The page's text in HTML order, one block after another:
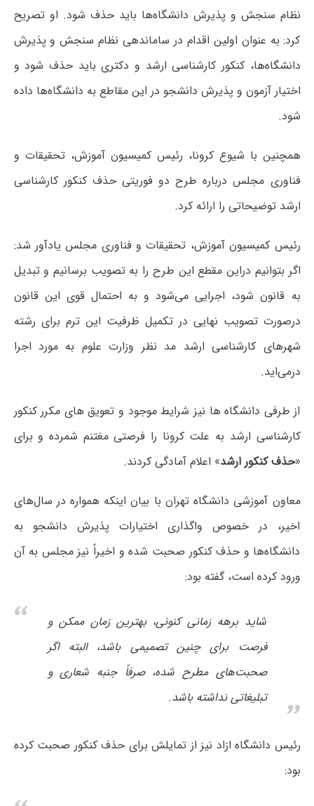
نظام سنجش و پذیرش دانشگاه‌ها باید حذف شود. او تصریح
کرد: به عنوان اولین اقدام در ساماندهی نظام سنجش و پذیرش
دانشگاه‌ها، کنکور کارشناسی ارشد و دکتری باید حذف شود و
اختیار آزمون و پذیرش دانشجو در این مقاطع به دانشگاه‌ها داده
شود.
همچنین با شیوع کرونا، رئیس کمیسیون آموزش، تحقیقات و
فناوری مجلس درباره طرح دو فوریتی حذف کنکور کارشناسی
ارشد توضیحاتی را ارائه کرد.
رئیس کمیسیون آموزش، تحقیقات و فناوری مجلس یادآور شد:
اگر بتوانیم دراین مقطع این طرح را به تصویب برسانیم و تبدیل
به قانون شود، اجرایی می‌شود و به احتمال قوی این قانون
درصورت تصویب نهایی در تکمیل ظرفیت این ترم برای رشته
شهرهای کارشناسی ارشد مد نظر وزارت علوم به مورد اجرا
درمی‌اید.
از طرفی دانشگاه ها نیز شرایط موجود و تعویق های مکرر کنکور
کارشناسی ارشد به علت کرونا را فرصتی مغتنم شمرده و برای
«حذف کنکور ارشد» اعلام آمادگی کردند.
معاون آموزشی دانشگاه تهران با بیان اینکه همواره در سال‌های
اخیر، در خصوص واگذاری اختیارات پذیرش دانشجو به
دانشگاه‌ها و حذف کنکور صحبت شده و اخیراً نیز مجلس به آن
ورود کرده است، گفته بود:
شاید برهه زمانی کنونی، بهترین زمان ممکن و
فرصت برای چنین تصمیمی باشد، البته اگر
صحبت‌های مطرح شده، صرفاً جنبه شعاری و
تبلیغاتی نداشته باشد.
رئیس دانشگاه ازاد نیز از تمایلش برای حذف کنکور صحبت کرده
بود: